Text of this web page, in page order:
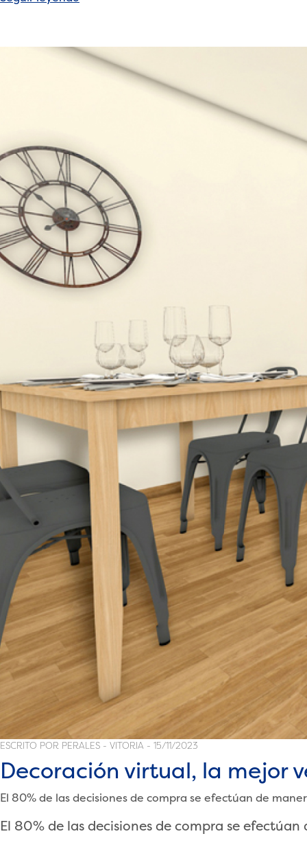
Madrid:
Cómo
revalorizar
con
una
mínima
inversión»
ESCRITO POR PERALES - VITORIA - 15/11/2023
Decoración virtual, la mejor
El 80% de las decisiones de compra se efectúan de
El 80% de las decisiones de compra se